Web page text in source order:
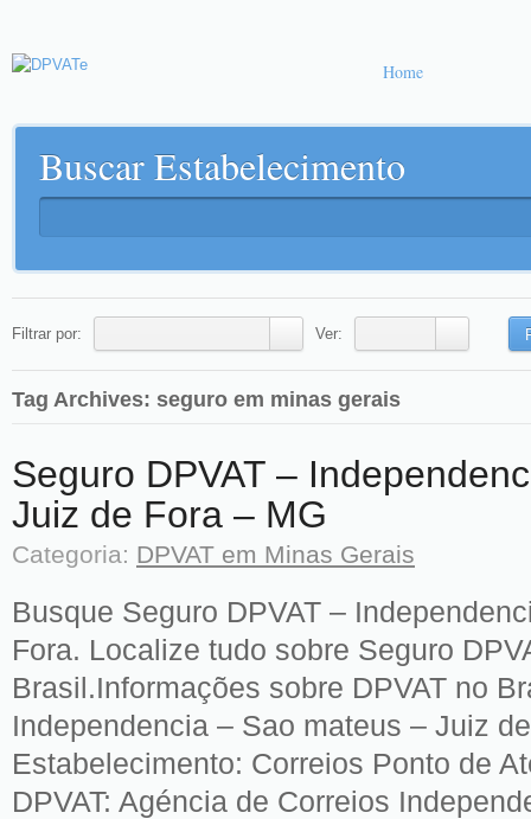
Home
Buscar Estabelecimento
Filtrar por: Ver:
Tag Archives: seguro em minas gerais
Seguro DPVAT –
Juiz de Fora – MG
Categoria: DPVAT em Minas Gerais
Busque Seguro DPVAT –
Fora. Localize tudo sobre Seguro
Brasil.Informações sobre DPVAT no
Independencia – Sao mateus – Juiz
Estabelecimento: Correios Ponto de
DPVAT: Agéncia de Correios